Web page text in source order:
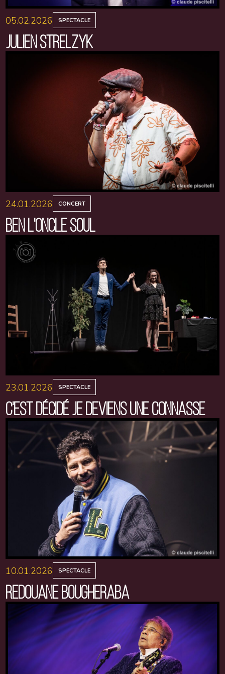
05.02.2026 SPECTACLE
JULIEN STRELZYK
24.01.2026 CONCERT
BEN L'ONCLE SOUL
23.01.2026 SPECTACLE
C'EST DÉCIDÉ JE DEVIENS UNE CONNASSE
10.01.2026 SPECTACLE
REDOUANE BOUGHERABA